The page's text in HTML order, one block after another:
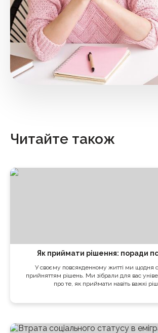
Читайте також
Як приймати рішення: поради
У своєму повсякденному житті ми щодня
прийняттям рішень. Ми зібрали для вас
про те, як приймати навіть важкі